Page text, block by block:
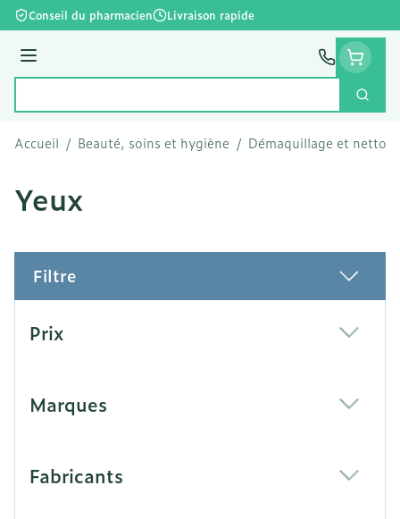
Aller au contenu
Conseil du pharmacien Livraison rapide
Menu
Accueil / Beauté, soins et hygiène / Démaquillage et
Yeux
Filtre
Prix
Marques
Fabricants